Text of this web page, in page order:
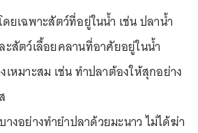
ยเฉพาะสัตว์ที่อยู่ในน้ำ เช่น ปลาน้ำ
สัตว์เลื้อยคลานที่อาศัยอยู่ในน้ำ
เหมาะสม เช่น ทำปลาต้องให้สุกอย่าง
างอย่างทำยำปลาด้วยมะนาว ไม่ได้ฆ่า